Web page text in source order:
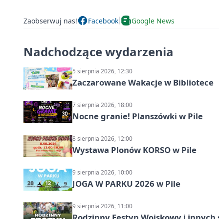
Zaobserwuj nas! Facebook Google News
Nadchodzące wydarzenia
5 sierpnia 2026, 12:30
Zaczarowane Wakacje w Bibliotece
7 sierpnia 2026, 18:00
Nocne granie! Planszówki w Pile
8 sierpnia 2026, 12:00
Wystawa Plonów KORSO w Pile
9 sierpnia 2026, 10:00
JOGA W PARKU 2026 w Pile
9 sierpnia 2026, 11:00